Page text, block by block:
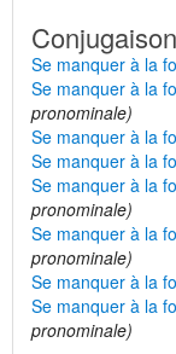
Se manquer à la
Se manquer à la
pronominale)
Se manquer à la
Se manquer à la
Se manquer à la
pronominale)
Se manquer à la
pronominale)
Se manquer à la
Se manquer à la
pronominale)